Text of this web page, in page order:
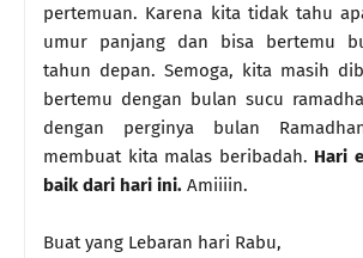
pertemuan. Karena kita tidak tahu
umur panjang dan bisa bertemu
tahun depan. Semoga, kita masih
bertemu dengan bulan sucu
dengan perginya bulan
membuat kita malas beribadah. Hari
baik dari hari ini. Amiiiin.
Buat yang Lebaran hari Rabu,